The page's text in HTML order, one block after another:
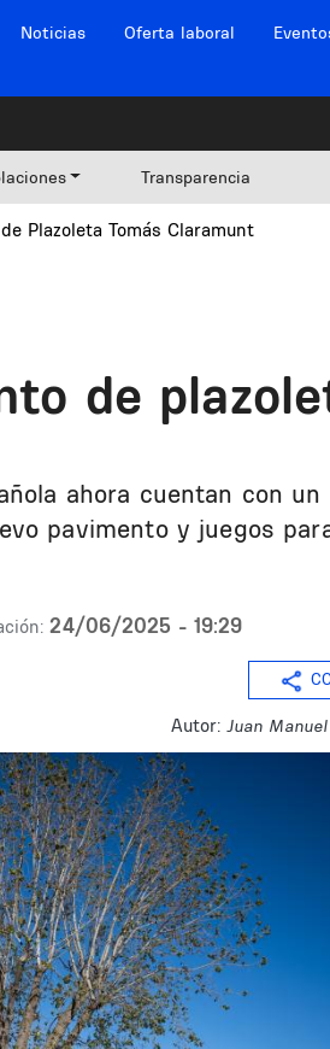
Noticias Oferta laboral
Transparencia
Plazoleta Tomás Claramunt
de
ahora cuentan con un
pavimento y juegos
24/06/2025 - 19:29
Autor: Juan